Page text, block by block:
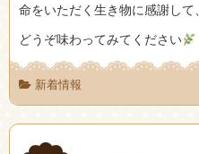
命をいただく生き物に感謝して、
どうぞ味わってみてください
新着情報